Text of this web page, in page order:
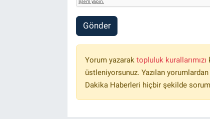
Gönder
Yorum yazarak topluluk kurallarımızı
üstleniyorsunuz. Yazılan
Dakika Haberleri hiçbir şekilde